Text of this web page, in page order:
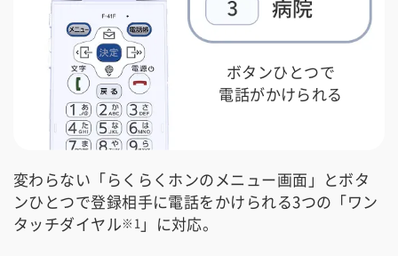
ボタンひとつで
電話がかけられる
変わらない「らくらくホンのメニュー画面」とボタ
ンひとつで登録相手に電話をかけられる3つの「ワン
タッチダイヤル※1 」に対応。